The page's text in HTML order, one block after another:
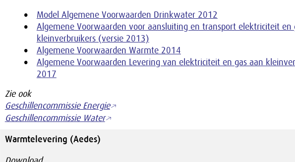
Model Algemene Voorwaarden Drinkwater 2012
Algemene Voorwaarden voor aansluiting en transport elektriciteit en
kleinverbruikers (versie 2013)
Algemene Voorwaarden Warmte 2014
Algemene Voorwaarden Levering van elektriciteit en gas aan
2017
Zie ook
Geschillencommissie Energie
Geschillencommissie Water
Warmtelevering (Aedes)